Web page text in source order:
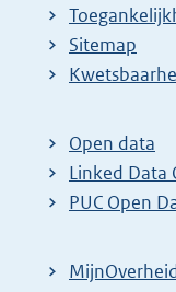
Sitemap
E
t
e
r
l
Open data
Linked Data
PUC Open